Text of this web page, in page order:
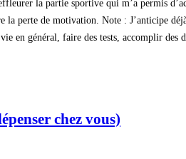
la partie sportive qui m’a permis
perte de motivation. Note : J’anticipe
en général, faire des tests, accomplir des
chez vous)